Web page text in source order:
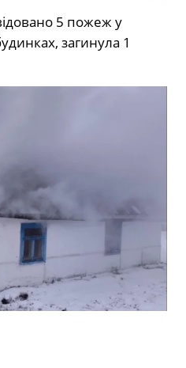
5 пожеж у
загинула 1